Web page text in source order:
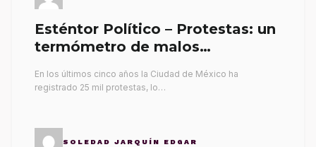
Esténtor Político – Protestas: un
termómetro de malos
En los últimos cinco años la Ciudad de México ha
registrado 25 mil protestas, lo…
SOLEDAD JARQUÍN EDGAR